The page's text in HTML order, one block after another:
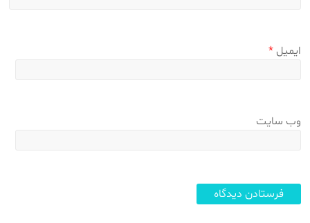
ایمیل*
وب‌ سایت